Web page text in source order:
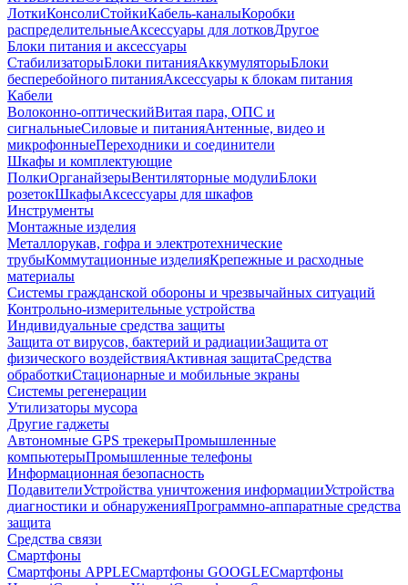
ЛоткиКонсолиСтойкиКабель-каналыКоробки
распределительныеАксессуары для лотковДругое
Блоки питания и аксессуары
СтабилизаторыБлоки питанияАккумуляторыБлоки
бесперебойного питанияАксессуары к блокам питания
Кабели
Волоконно-оптическийВитая пара, ОПС и
сигнальныеСиловые и питанияАнтенные, видео и
микрофонныеПереходники и соединители
Шкафы и комплектующие
ПолкиОрганайзерыВентиляторные модулиБлоки
розетокШкафыАксессуары для шкафов
Инструменты
Монтажные изделия
Металлорукав, гофра и электротехнические
трубыКоммутационные изделияКрепежные и расходные
материалы
Системы гражданской обороны и чрезвычайных ситуаций
Контрольно-измерительные устройства
Индивидуальные средства защиты
Защита от вирусов, бактерий и радиацииЗащита от
физического воздействияАктивная защитаСредства
обработкиСтационарные и мобильные экраны
Системы регенерации
Утилизаторы мусора
Другие гаджеты
Автономные GPS трекерыПромышленные
компьютерыПромышленные телефоны
Информационная безопасность
ПодавителиУстройства уничтожения информацииУстройства
диагностики и обнаруженияПрограммно-аппаратные средства
защита
Средства связи
Смартфоны
Смартфоны APPLEСмартфоны GOOGLEСмартфоны